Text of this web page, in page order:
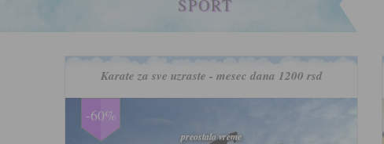
SPORT
Karate za sve uzraste - mesec dana 1200 rsd
-60%
preostalo vreme
preostalo vreme